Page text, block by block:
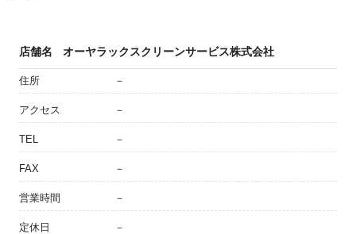
店舗名 オーヤラックスクリーンサービス株式会社
住所 －
アクセス －
TEL －
FAX －
営業時間 －
定休日 －